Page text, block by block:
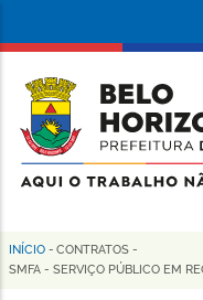
conteúdo
principal
da
Prefeitura
de
Horizonte
Trilha
INÍCIO - CONTRATOS -
SMFA - SERVIÇO PÚBLICO EM